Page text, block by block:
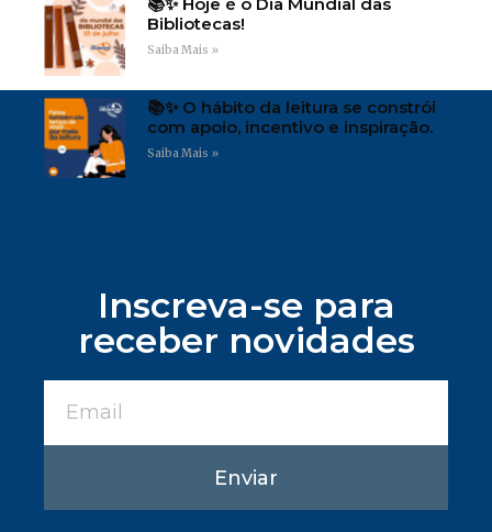
Bibliotecas!
Saiba Mais »
📚✨ O hábito da leitura se constrói
com apoio, incentivo e inspiração.
Saiba Mais »
Inscreva-se para
receber novidades
Enviar